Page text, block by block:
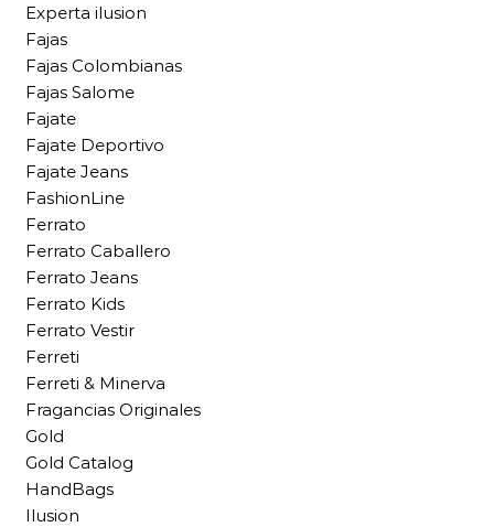
Experta ilusion
Fajas
Fajas Colombianas
Fajas Salome
Fajate
Fajate Deportivo
Fajate Jeans
FashionLine
Ferrato
Ferrato Caballero
Ferrato Jeans
Ferrato Kids
Ferrato Vestir
Ferreti
Ferreti & Minerva
Fragancias Originales
Gold
Gold Catalog
HandBags
Ilusion